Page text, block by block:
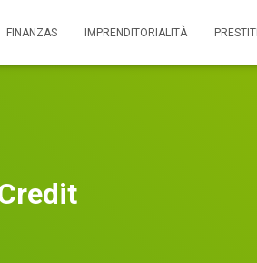
FINANZAS IMPRENDITORIALITÀ PRESTITI